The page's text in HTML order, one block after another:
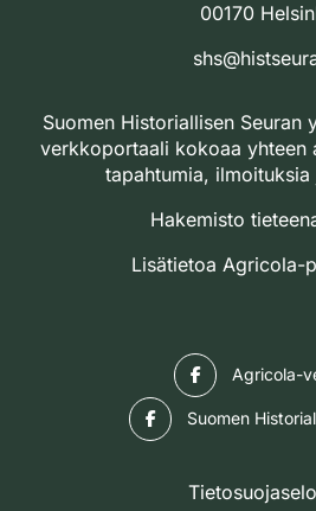
00170
Suomen Historiallisen Seuran
verkkoportaali kokoaa yhteen
tapahtumia, ilmoituksia
Hakemisto
Lisätietoa Agricola-
Agricola-
Suomen